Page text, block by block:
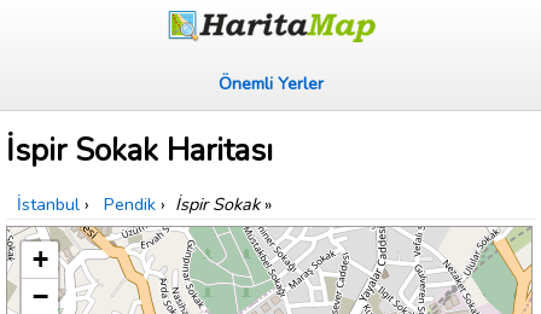
Önemli Yerler
İspir Sokak Haritası
İstanbul › Pendik › İspir Sokak»
+
−